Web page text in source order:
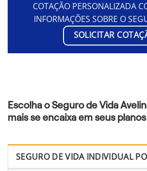
COTAÇÃO PERSONALIZADA
INFORMAÇÕES SOBRE O
SOLICITAR
Escolha o Seguro de Vida
mais se encaixa em seus planos
SEGURO DE VIDA INDIVIDUAL